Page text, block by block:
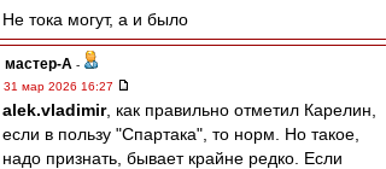
Не тока могут, а и было
мастер-А -
31 мар 2026 16:27
alek.vladimir, как правильно отметил Карелин,
если в пользу "Спартака", то норм. Но такое,
надо признать, бывает крайне редко. Если